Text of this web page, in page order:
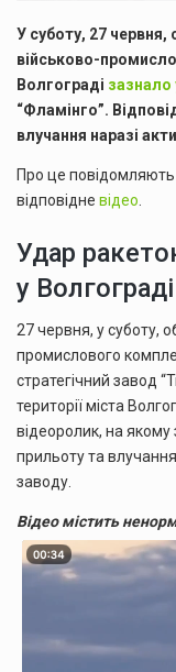
У суботу, 27 червня,
військово-
Волгограді зазнало
“Фламінго”.
влучання наразі
Про це
відповідне відео
Удар
у Волгограді
27 червня, у суботу,
промислового
стратегічний завод
території міста
відеоролик, на
прильоту та
заводу.
Відео містить